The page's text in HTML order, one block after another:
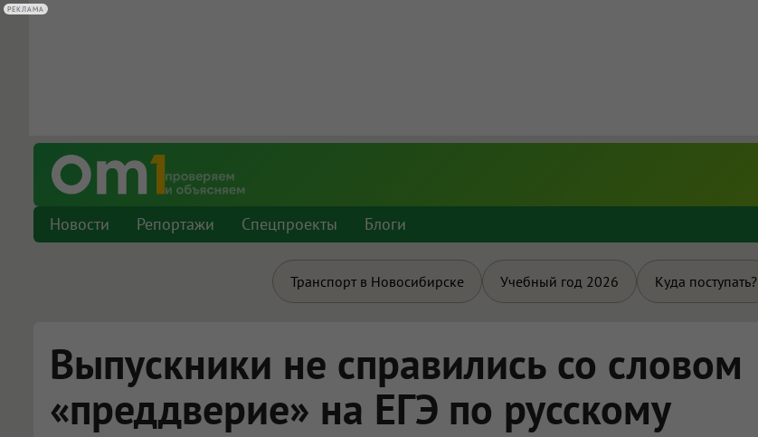
РЕКЛАМА
Новости Репортажи Спецпроекты Блоги
Транспорт в Новосибирске Учебный год 2026 Куда поступать?
Выпускники не справились со словом
«преддверие» на ЕГЭ по русскому
РЕКЛАМА